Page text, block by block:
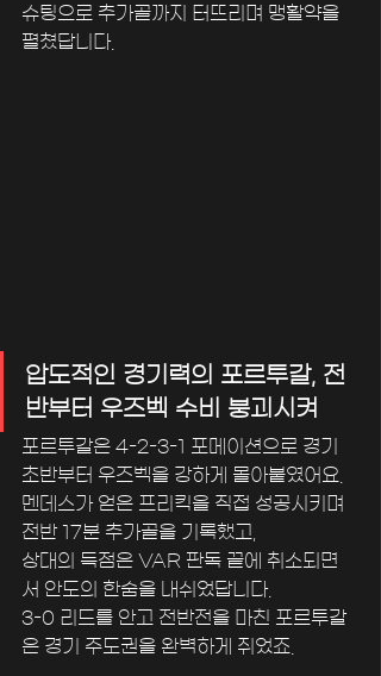
슈팅으로 추가골까지 터뜨리며 맹활약을
펼쳤답니다.
압도적인 경기력의 포르투갈, 전
반부터 우즈벡 수비 붕괴시켜
포르투갈은 4-2-3-1 포메이션으로 경기
초반부터 우즈벡을 강하게 몰아붙였어요.
멘데스가 얻은 프리킥을 직접 성공시키며
전반 17분 추가골을 기록했고,
상대의 득점은 VAR 판독 끝에 취소되면
서 안도의 한숨을 내쉬었답니다.
3-0 리드를 안고 전반전을 마친 포르투갈
은 경기 주도권을 완벽하게 쥐었죠.